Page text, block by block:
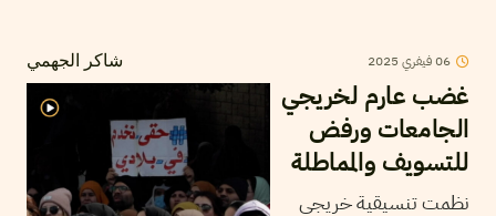
شاكر الجهمي 06فيفري 2025
غضب عارم لخريجي
الجامعات ورفض
للتسويف والمماطلة
نظمت تنسيقية خريجي